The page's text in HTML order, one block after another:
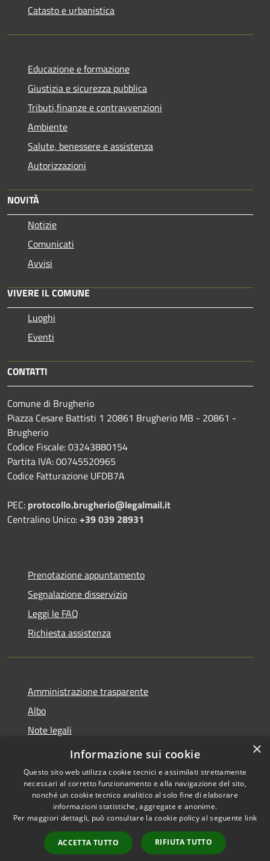
Catasto e urbanistica
Educazione e formazione
Giustizia e sicurezza pubblica
Tributi,finanze e contravvenzioni
Ambiente
Salute, benessere e assistenza
Autorizzazioni
NOVITÀ
Notizie
Comunicati
Avvisi
VIVERE IL COMUNE
Luoghi
Eventi
CONTATTI
Comune di Brugherio
Piazza Cesare Battisti 1 20861 Brugherio MB - 20861 -
Brugherio
Codice Fiscale: 03243880154
Partita IVA: 00745520965
Codice Fatturazione UFDB7A
PEC: protocollo.brugherio@legalmail.it
Centralino Unico:+39 039 28931
Prenotazione appuntamento
Segnalazione disservizio
Leggi le FAQ
Richiesta assistenza
Amministrazione trasparente
Albo
Note legali
Dichiarazione di accessibilità
Accessibilità
Copyright © 2026 • Città di
Brugherio • Powered by
Municipium•
Accesso
redazione
×
Informazione sui cookie
Questo sito web utilizza cookie tecnici e assimilati strettamente
necessari al corretto funzionamento e alla navigazione del sito,
nonché un cookie tecnico analitico al solo fine di elaborare
informazioni statistiche, aggregate e anonime.
Per maggiori dettagli, può consultare la cookie policy al seguente link
ACCETTA TUTTO RIFIUTA TUTTO